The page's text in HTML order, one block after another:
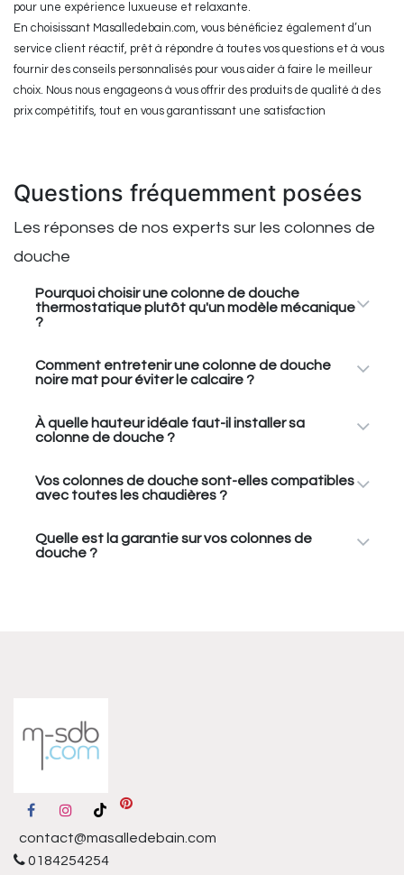
pour une expérience luxueuse et relaxante.
En choisissant Masalledebain.com, vous bénéficiez également d’un
service client réactif, prêt à répondre à toutes vos questions et à vous
fournir des conseils personnalisés pour vous aider à faire le meilleur
choix. Nous nous engageons à vous offrir des produits de qualité à des
prix compétitifs, tout en vous garantissant une satisfaction
Questions fréquemment posées
Les réponses de nos experts sur les colonnes de
douche
Pourquoi choisir une colonne de douche
thermostatique plutôt qu'un modèle mécanique
?
Comment entretenir une colonne de douche
noire mat pour éviter le calcaire ?
À quelle hauteur idéale faut-il installer sa
colonne de douche ?
Vos colonnes de douche sont-elles compatibles
Quelle est la garantie sur vos colonnes de
douche ?
contact@masalledebain.com
0184254254